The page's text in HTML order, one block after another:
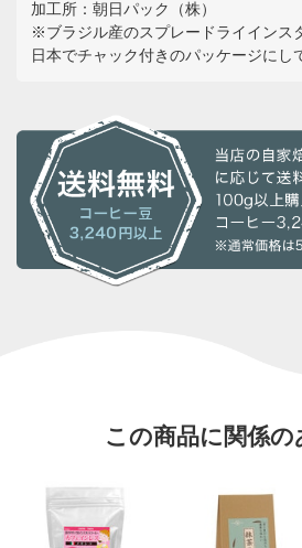
加工所：朝日パック（株）
※ブラジル産のスプレードライインス
日本でチャック付きのパッケージにし
この商品に関係の